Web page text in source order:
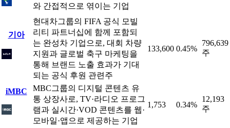
와 간접적으로 엮이는 기업
기아
현대차그룹의 FIFA 공식 모빌
리티 파트너십에 함께 포함되
는 완성차 기업으로, 대회 차량
지원과 글로벌 축구 마케팅을
통해 브랜드 노출 효과가 기대
되는 공식 후원 관련주
133,600 0.45%
796,639
주
iMBC
MBC그룹의 디지털 콘텐츠 유
통 상장사로, TV·라디오 프로그
램과 실시간·VOD 콘텐츠를 웹·
모바일·앱으로 제공하는 기업
1,753 0.34%
12,193
주